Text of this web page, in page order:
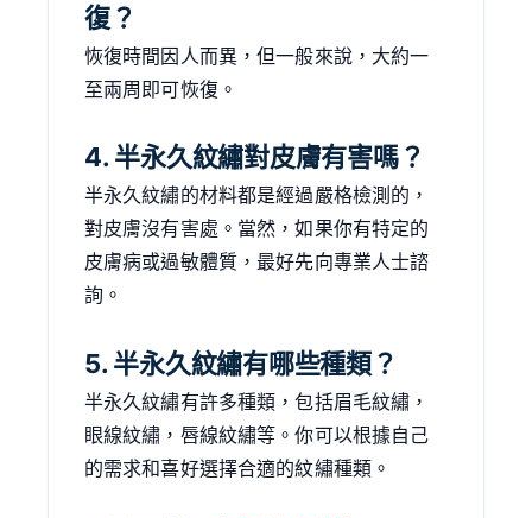
復？
恢復時間因人而異，但一般來說，大約一
至兩周即可恢復。
4. 半永久紋繡對皮膚有害嗎？
半永久紋繡的材料都是經過嚴格檢測的，
對皮膚沒有害處。當然，如果你有特定的
皮膚病或過敏體質，最好先向專業人士諮
詢。
5. 半永久紋繡有哪些種類？
半永久紋繡有許多種類，包括眉毛紋繡，
眼線紋繡，唇線紋繡等。你可以根據自己
的需求和喜好選擇合適的紋繡種類。